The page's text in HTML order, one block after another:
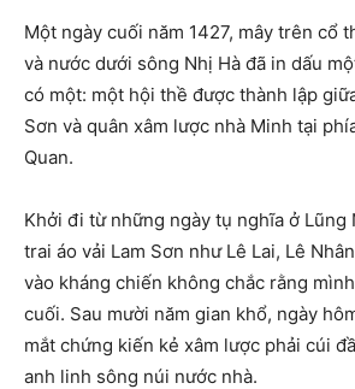
Một ngày cuối năm 1427, mây trên cổ
và nước dưới sông Nhị Hà đã in dấu
có một: một hội thề được thành lập
Sơn và quân xâm lược nhà Minh tại
Quan.
Khởi đi từ những ngày tụ nghĩa ở Lũng
trai áo vải Lam Sơn như Lê Lai, Lê
vào kháng chiến không chắc rằng
cuối. Sau mười năm gian khổ, ngày
mắt chứng kiến kẻ xâm lược phải cúi
anh linh sông núi nước nhà.